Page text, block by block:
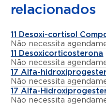
relacionados
11 Desoxi-cortisol
Não necessita
11 Desoxicorticosterona
Não necessita
17 Alfa-
Não necessita
17 Alfa-
Não necessita